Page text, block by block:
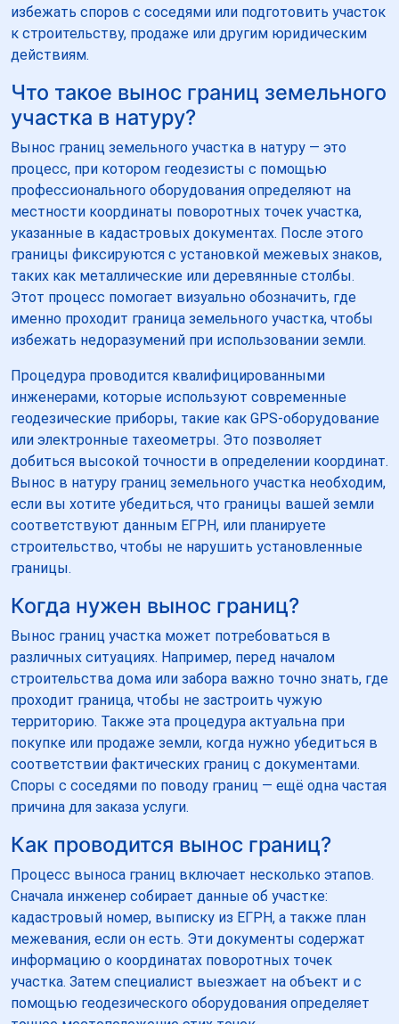
избежать споров с соседями или подготовить участок
к строительству, продаже или другим юридическим
действиям.
Что такое вынос границ земельного
участка в натуру?
Вынос границ земельного участка в натуру — это
процесс, при котором геодезисты с помощью
профессионального оборудования определяют на
местности координаты поворотных точек участка,
указанные в кадастровых документах. После этого
границы фиксируются с установкой межевых знаков,
таких как металлические или деревянные столбы.
Этот процесс помогает визуально обозначить, где
именно проходит граница земельного участка, чтобы
избежать недоразумений при использовании земли.
Процедура проводится квалифицированными
инженерами, которые используют современные
геодезические приборы, такие как GPS-оборудование
или электронные тахеометры. Это позволяет
добиться высокой точности в определении координат.
Вынос в натуру границ земельного участка необходим,
если вы хотите убедиться, что границы вашей земли
соответствуют данным ЕГРН, или планируете
строительство, чтобы не нарушить установленные
границы.
Когда нужен вынос границ?
Вынос границ участка может потребоваться в
различных ситуациях. Например, перед началом
строительства дома или забора важно точно знать, где
проходит граница, чтобы не застроить чужую
территорию. Также эта процедура актуальна при
покупке или продаже земли, когда нужно убедиться в
соответствии фактических границ с документами.
Споры с соседями по поводу границ — ещё одна частая
причина для заказа услуги.
Как проводится вынос границ?
Процесс выноса границ включает несколько этапов.
Сначала инженер собирает данные об участке:
кадастровый номер, выписку из ЕГРН, а также план
межевания, если он есть. Эти документы содержат
информацию о координатах поворотных точек
участка. Затем специалист выезжает на объект и с
помощью геодезического оборудования определяет